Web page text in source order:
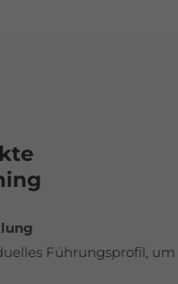
Führungsprofil,